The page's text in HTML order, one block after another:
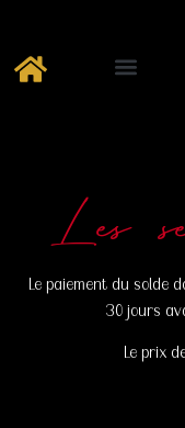
Les
Le paiement du solde
30 jours
Le prix